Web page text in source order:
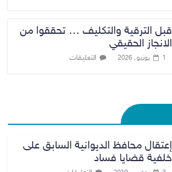
قبل الترقية والتكليف … تحققوا من
الانجاز الحقيقي
1 يونيو، 2026 التعليقات
إعتقال محافظ الديوانية السابق على
خلفية قضايا فساد